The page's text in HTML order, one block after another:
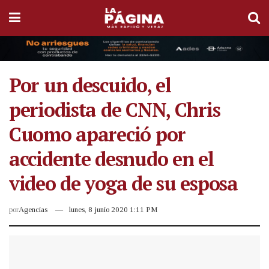
Por un descuido, el
periodista de CNN, Chris
Cuomo apareció por
accidente desnudo en el
video de yoga de su esposa
porAgencias lunes, 8 junio 2020 1:11 PM